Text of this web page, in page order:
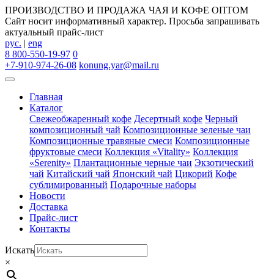
ПРОИЗВОДСТВО И ПРОДАЖА ЧАЯ И КОФЕ ОПТОМ
Сайт носит информативный характер. Просьба запрашивать
актуальный прайс-лист
рус. | eng
8 800-550-19-97 0
+7-910-974-26-08 konung.yar@mail.ru
Главная
Каталог
Свежеобжаренный кофе Десертный кофе Черный
композиционный чай Композиционные зеленые чаи
Композиционные травяные смеси Композиционные
фруктовые смеси Коллекция «Vitality» Коллекция
«Serenity» Плантационные черные чаи Экзотический
чай Китайский чай Японский чай Цикорий Кофе
сублимированный Подарочные наборы
Новости
Доставка
Прайс-лист
Контакты
Искать
×